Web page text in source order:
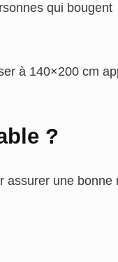
qui bougent
à 140×200 cm
?
assurer une bonne